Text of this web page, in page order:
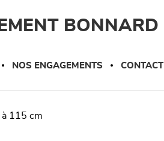
BONNARD
NOS ENGAGEMENTS CONTACT
à 115 cm